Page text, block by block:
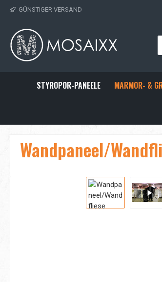
Hauptinhalt springen
Zur Suche springen
Zur Hauptnavigation springen
GÜNSTIGER VERSAND
STYROPOR-PANEELE MARMOR- &
Wandpaneel/
Bildergalerie überspringen